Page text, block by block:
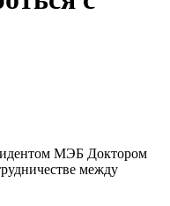
МЭБ Доктором
между